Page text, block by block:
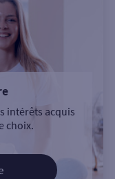
intérêts acquis
choix.